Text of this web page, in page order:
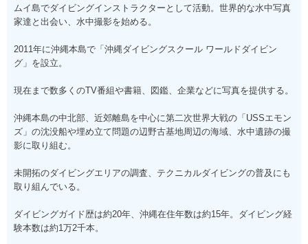
ムイ島でダイビングインストラクターとして活動。世界的な水中写真
家達と出会い、水中撮影を始める。
2011年に沖縄本島で「沖縄ダイビングスクール ワールドダイビン
グ」を設立。
現在まで数多くのTV番組や書籍、図鑑、企業などに写真を提供する。
沖縄本島の中北部、近郊離島を中心に第二次世界大戦の「USSエモン
ズ」の沈没船や埋め立て問題の辺野古基地周辺の海域、水中遺跡の撮
影に取り組む。
未開拓のダイビングエリアの調査、テクニカルダイビングの普及にも
取り組んでいる。
ダイビングガイド歴は約20年、沖縄在住年数は約15年。ダイビング経
験本数は約1万2千本。